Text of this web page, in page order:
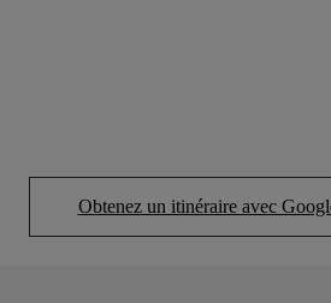
Obtenez un itinéraire avec
(Opens in